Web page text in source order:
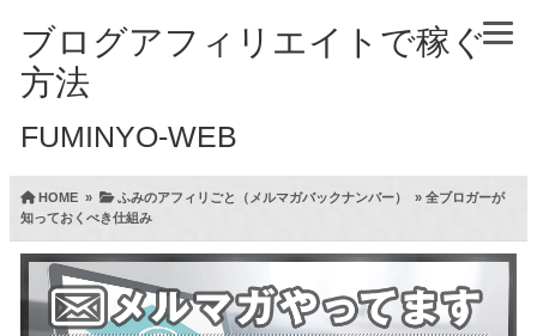
ブログアフィリエイトで稼ぐ
方法
FUMINYO-WEB
HOME» ふみのアフィリごと（メルマガバックナンバー） » 全ブロガーが
知っておくべき仕組み